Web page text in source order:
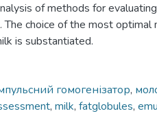
of methods for
The choice of the most optimal
is substantiated.
гомогенізатор,
, milk, fatglobules,